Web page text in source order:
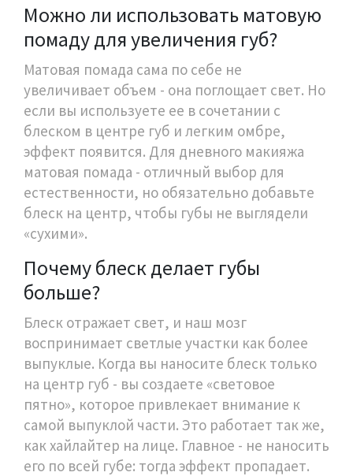
Можно ли использовать матовую
помаду для увеличения губ?
Матовая помада сама по себе не
увеличивает объем - она поглощает свет. Но
если вы используете ее в сочетании с
блеском в центре губ и легким омбре,
эффект появится. Для дневного макияжа
матовая помада - отличный выбор для
естественности, но обязательно добавьте
блеск на центр, чтобы губы не выглядели
«сухими».
Почему блеск делает губы
больше?
Блеск отражает свет, и наш мозг
воспринимает светлые участки как более
выпуклые. Когда вы наносите блеск только
на центр губ - вы создаете «световое
пятно», которое привлекает внимание к
самой выпуклой части. Это работает так же,
как хайлайтер на лице. Главное - не наносить
его по всей губе: тогда эффект пропадает.